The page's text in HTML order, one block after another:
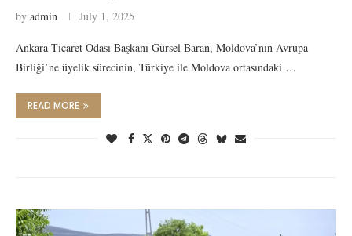
by admin July 1, 2025
Ankara Ticaret Odası Başkanı Gürsel Baran, Moldova’nın Avrupa
Birliği’ne üyelik sürecinin, Türkiye ile Moldova ortasındaki …
READ MORE